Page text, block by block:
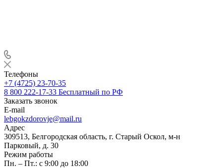
Телефоны
+7 (4725) 23-70-35
8 800 222-17-33 Бесплатный по РФ
Заказать звонок
E-mail
lebgokzdorovje@mail.ru
Адрес
309513, Белгородская область, г. Старый Оскол, м-н
Парковый, д. 30
Режим работы
Пн. – Пт.: с 9:00 до 18:00